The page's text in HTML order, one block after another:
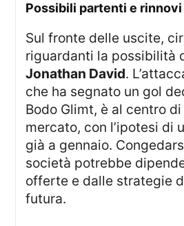
possibili partenti e rinnovi
Sul fronte delle uscite, circolano voci
riguardanti la possibilità
Jonathan David.
che ha segnato un gol
Bodo Glimt, è al centro
mercato, con l’ipotesi di
già a gennaio.
società potrebbe
offerte e dalle strategie
futura.